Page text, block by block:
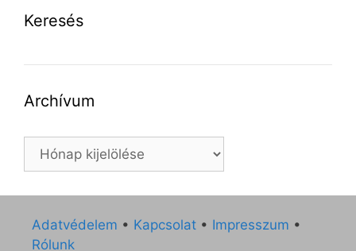
Keresés
Archívum
Archívum
Adatvédelem • Kapcsolat • Impresszum •
Rólunk